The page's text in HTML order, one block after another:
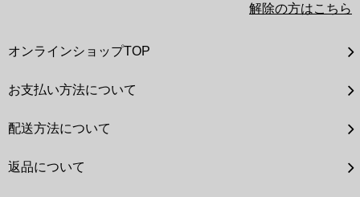
解除の方はこちら
オンラインショップTOP
お支払い方法について
配送方法について
返品について